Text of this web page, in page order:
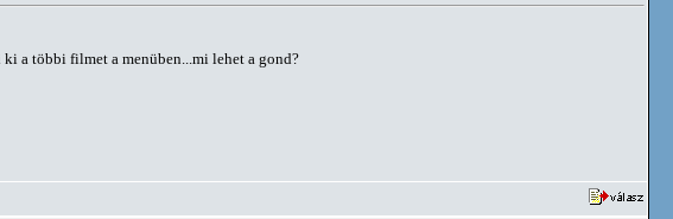
a többi filmet a menüben...mi lehet a gond?